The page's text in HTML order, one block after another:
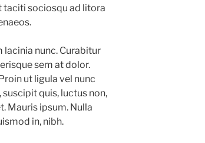
taciti sociosqu ad litora
lacinia nunc. Curabitur
sem at dolor.
ut ligula vel nunc
quis, luctus non,
Mauris ipsum. Nulla
in, nibh.